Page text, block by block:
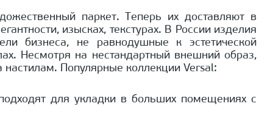
паркет. Теперь их доставляют в
изысках, текстурах. В России изделия
бизнеса, не равнодушные к эстетической
Несмотря на нестандартный внешний образ,
Популярные коллекции Versal:
для укладки в больших помещениях с